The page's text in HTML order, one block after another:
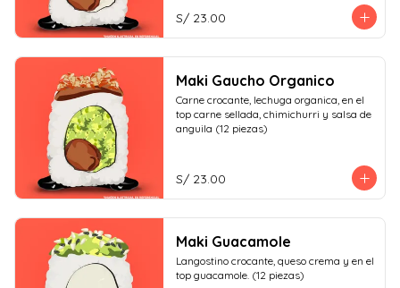
S/ 23.00
Maki Gaucho Organico
Carne crocante, lechuga organica, en el
top carne sellada, chimichurri y salsa de
anguila (12 piezas)
S/ 23.00
Maki Guacamole
Langostino crocante, queso crema y en el
top guacamole. (12 piezas)